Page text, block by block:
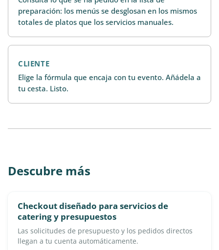
preparación: los menús se desglosan en los mismos
totales de platos que los servicios manuales.
CLIENTE
Elige la fórmula que encaja con tu evento. Añádela a
tu cesta. Listo.
Descubre más
Checkout diseñado para servicios de
catering y presupuestos
Las solicitudes de presupuesto y los pedidos directos
llegan a tu cuenta automáticamente.